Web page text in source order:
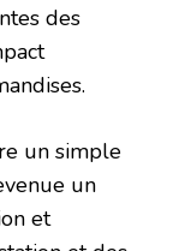
des
un simple
un
et